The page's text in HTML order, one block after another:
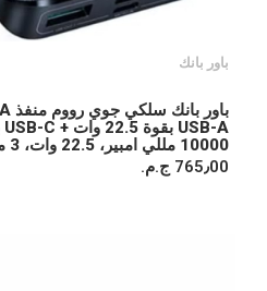
باور بانك
10000 مللي امبير، 22.5 وات، 3 منافذ، اسود - JR-QP191
765٫00 ج.م.‏